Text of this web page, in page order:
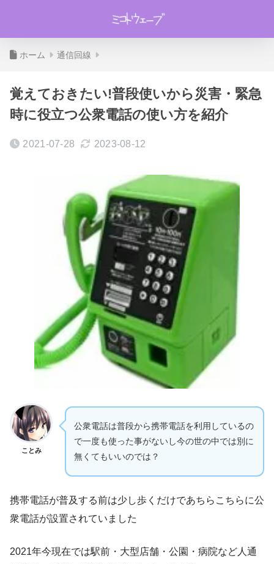
ホーム 通信回線
覚えておきたい!普段使いから災害・緊急
時に役立つ公衆電話の使い方を紹介
2021-07-28 2023-08-12
ことみ
公衆電話は普段から携帯電話を利用しているの
で一度も使った事がないし今の世の中では別に
無くてもいいのでは？
携帯電話が普及する前は少し歩くだけであちらこちらに公
衆電話が設置されていました
2021年今現在では駅前・大型店舗・公園・病院など人通